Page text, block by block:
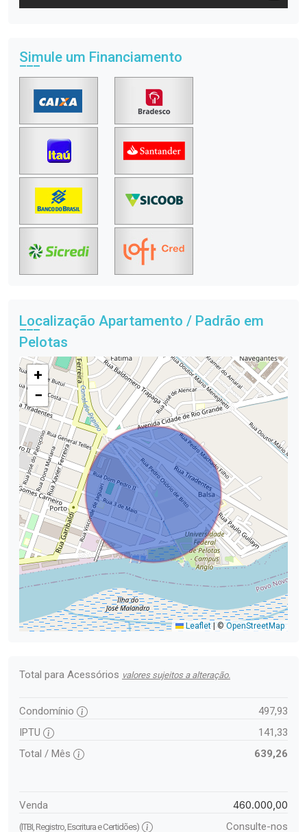
Simule um Financiamento
Localização Apartamento / Padrão em
Pelotas
+
−
Leaflet | ©OpenStreetMap
Total para Acessórios valores sujeitos a alteração.
Condomínio
497,93
IPTU
141,33
Total / Mês
639,26
Venda 460.000,00
(ITBI, Registro, Escritura e Certidões) Consulte-nos